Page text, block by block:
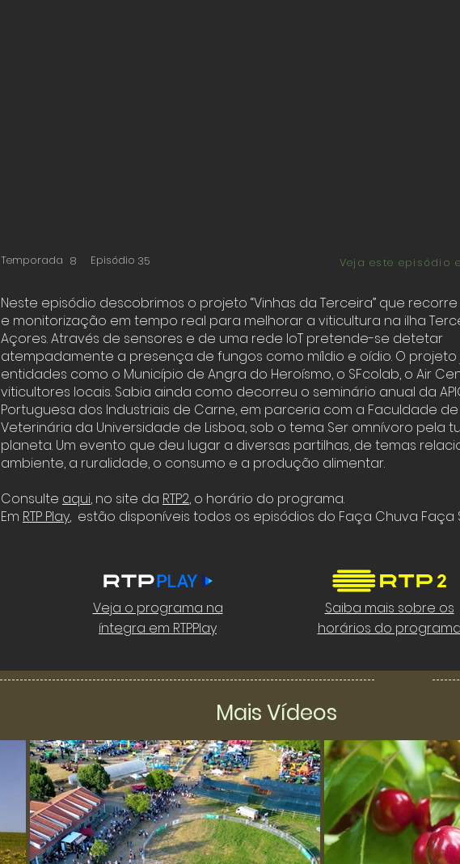
Temporada 8 Episódio 35 Veja este episódio
Neste episódio descobrimos o projeto “Vinhas da Terceira” que
e monitorização em tempo real para melhorar a viticultura na ilha
Açores. Através de sensores e de uma rede IoT pretende-se detetar
atempadamente a presença de fungos como míldio e oídio. O projeto
entidades como o Município de Angra do Heroísmo, o SFcolab, o Air
viticultores locais. Sabia ainda como decorreu o seminário anual da
Portuguesa dos Industriais de Carne, em parceria com a Faculdade
Veterinária da Universidade de Lisboa, sob o tema Ser omnívoro pela
planeta. Um evento que deu lugar a diversas partilhas, de temas
ambiente, a ruralidade, o consumo e a produção alimentar.
Consulte aqui, no site da RTP2, o horário do programa.
Em RTP Play, estão disponíveis todos os episódios do Faça Chuva Faça
Veja o programa na
íntegra em RTPPlay
Saiba mais sobre os
horários do
Mais Vídeos